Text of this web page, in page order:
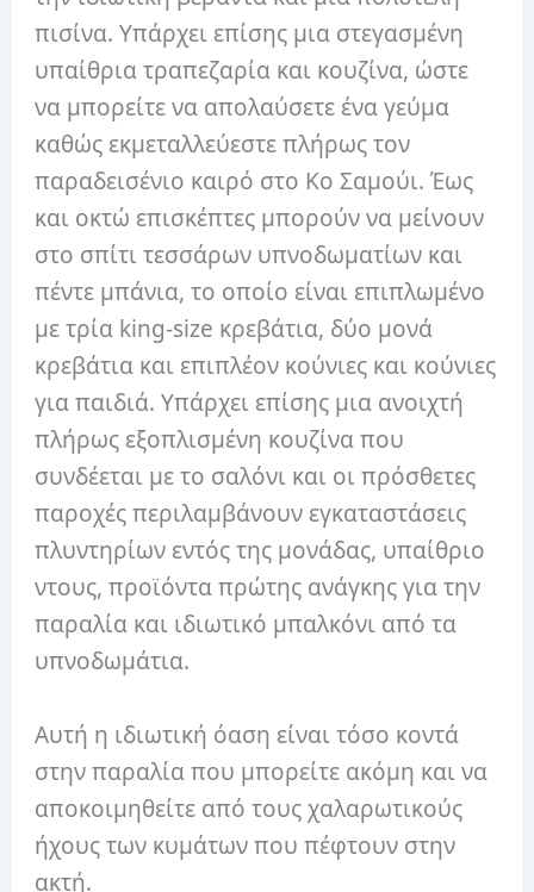
πισίνα. Υπάρχει επίσης μια στεγασμένη
υπαίθρια τραπεζαρία και κουζίνα, ώστε
να μπορείτε να απολαύσετε ένα γεύμα
καθώς εκμεταλλεύεστε πλήρως τον
παραδεισένιο καιρό στο Κο Σαμούι. Έως
και οκτώ επισκέπτες μπορούν να μείνουν
στο σπίτι τεσσάρων υπνοδωματίων και
πέντε μπάνια, το οποίο είναι επιπλωμένο
με τρία king-size κρεβάτια, δύο μονά
κρεβάτια και επιπλέον κούνιες και κούνιες
για παιδιά. Υπάρχει επίσης μια ανοιχτή
πλήρως εξοπλισμένη κουζίνα που
συνδέεται με το σαλόνι και οι πρόσθετες
παροχές περιλαμβάνουν εγκαταστάσεις
πλυντηρίων εντός της μονάδας, υπαίθριο
ντους, προϊόντα πρώτης ανάγκης για την
παραλία και ιδιωτικό μπαλκόνι από τα
υπνοδωμάτια.
Αυτή η ιδιωτική όαση είναι τόσο κοντά
στην παραλία που μπορείτε ακόμη και να
αποκοιμηθείτε από τους χαλαρωτικούς
ήχους των κυμάτων που πέφτουν στην
ακτή.